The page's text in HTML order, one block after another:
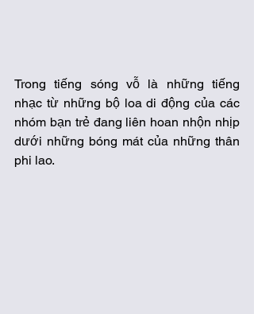
Trong tiếng sóng vỗ là những tiếng
nhạc từ những bộ loa di động của các
nhóm bạn trẻ đang liên hoan nhộn nhịp
dưới những bóng mát của những thân
phi lao.